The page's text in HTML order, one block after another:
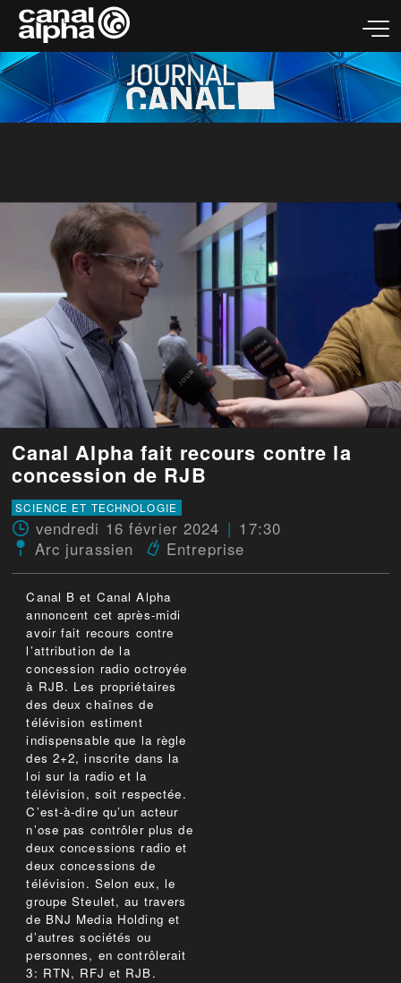
Canal Alpha fait recours contre la
concession de RJB
SCIENCE ET TECHNOLOGIE
vendredi 16 février 2024
17:30
Arc jurassien
Entreprise
Canal B et Canal Alpha
annoncent cet après-midi
avoir fait recours contre
l’attribution de la
concession radio octroyée
à RJB. Les propriétaires
des deux chaînes de
télévision estiment
indispensable que la règle
des 2+2, inscrite dans la
loi sur la radio et la
télévision, soit respectée.
C’est-à-dire qu’un acteur
n’ose pas contrôler plus de
deux concessions radio et
deux concessions de
télévision. Selon eux, le
groupe Steulet, au travers
de BNJ Media Holding et
d’autres sociétés ou
personnes, en contrôlerait
3: RTN, RFJ et RJB.